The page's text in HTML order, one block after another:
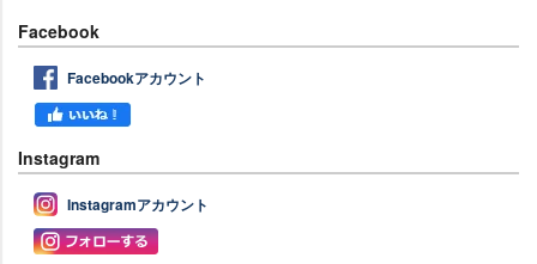
Facebook
Facebookアカウント
Instagram
Instagramアカウント